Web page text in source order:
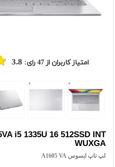
امتیاز کاربران از47 رای: 3.8
i5 1335U 16 512SSD INT
WUXGA
لپ تاپ ایسوس A1605 VA